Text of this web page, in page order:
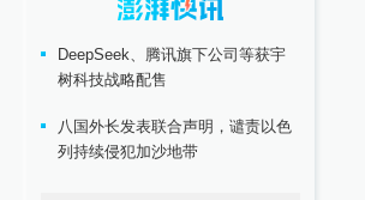
DeepSeek、腾讯旗下公司等获宇
树科技战略配售
八国外长发表联合声明，谴责以色
列持续侵犯加沙地带